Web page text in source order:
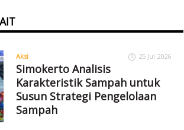
Aksi 25 Jul 2026
Simokerto Analisis
Karakteristik Sampah untuk
Susun Strategi Pengelolaan
Sampah